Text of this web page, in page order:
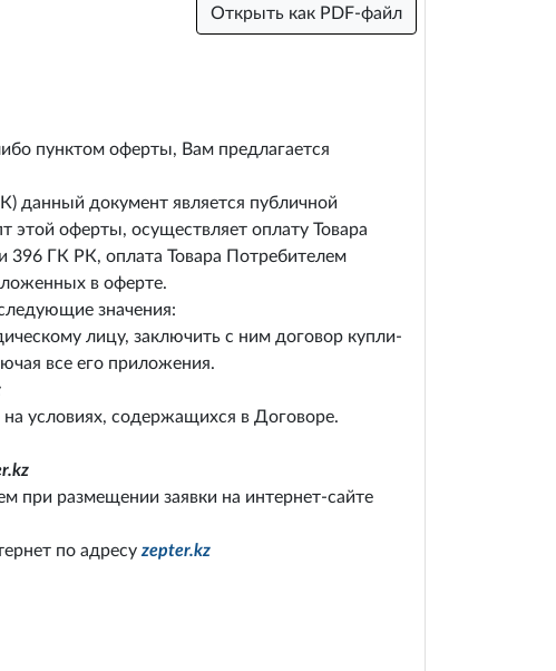
Открыть как PDF-файл
пунктом оферты, Вам предлагается
данный документ является публичной
этой оферты, осуществляет оплату Товара
396 ГК РК, оплата Товара Потребителем
в оферте.
значения:
лицу, заключить с ним договор купли-
все его приложения.
условиях, содержащихся в Договоре.
при размещении заявки на интернет-сайте
по адресу zepter.kz